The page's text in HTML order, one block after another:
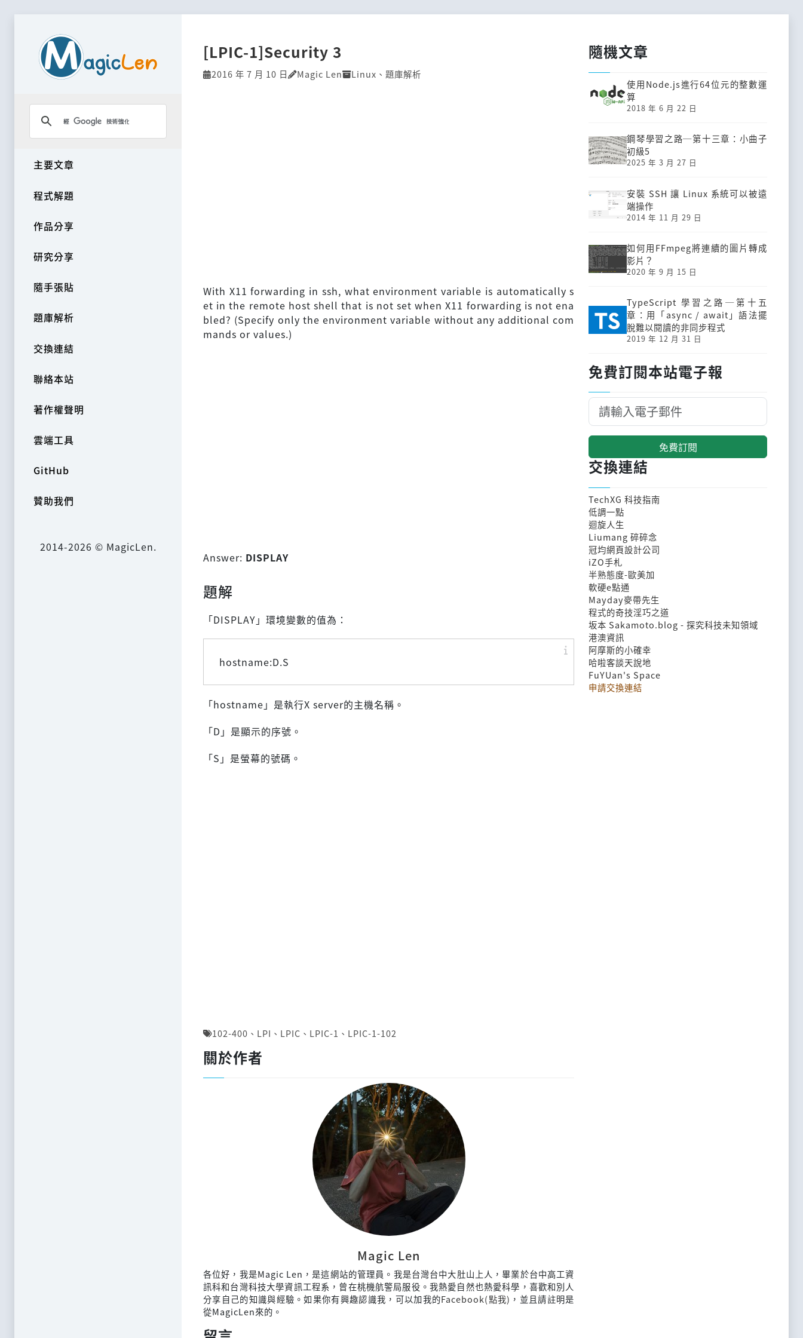
主要文章
程式解題
作品分享
研究分享
隨手張貼
題庫解析
交換連結
聯絡本站
著作權聲明
雲端工具
GitHub
贊助我們
2014-2026 © MagicLen.
[LPIC-1]Security 3
2016 年 7 月 10 日 Magic Len Linux 、 題庫解析
With X11 forwarding in ssh, what environment variable is automatically s
et in the remote host shell that is not set when X11 forwarding is not ena
bled? (Specify only the environment variable without any additional com
mands or values.)
Answer: DISPLAY
題解
「DISPLAY」環境變數的值為：
hostname:D.S
「hostname」是執行X server的主機名稱。
「D」是顯示的序號。
「S」是螢幕的號碼。
102-400 、 LPI 、 LPIC 、 LPIC-1 、 LPIC-1-102
關於作者
Magic Len
各位好，我是Magic Len，是這網站的管理員。我是台灣台中大肚山上人，畢業於台中高工資
訊科和台灣科技大學資訊工程系，曾在桃機航警局服役。我熱愛自然也熱愛科學，喜歡和別人
分享自己的知識與經驗。如果你有興趣認識我，可以加我的Facebook(點我) ，並且請註明是
從MagicLen來的。
隨機文章
使用Node.js進行64位元的整數運
算
2018 年 6 月 22 日
鋼琴學習之路─第十三章：小曲子
初級5
2025 年 3 月 27 日
安裝 SSH 讓 Linux 系統可以被遠
端操作
2014 年 11 月 29 日
如何用FFmpeg將連續的圖片轉成
影片？
2020 年 9 月 15 日
TypeScript 學習之路─第十五
章：用「async / await」語法擺
脫難以閱讀的非同步程式
2019 年 12 月 31 日
免費訂閱本站電子報
免費訂閱
交換連結
TechXG 科技指南
低調一點
迴旋人生
Liumang 碎碎念
冠均網頁設計公司
iZO手札
半熟態度-歐美加
軟硬e點通
Mayday麥帶先生
程式的奇技淫巧之道
坂本 Sakamoto.blog - 探究科技未知領域
港澳資訊
阿摩斯的小確幸
哈啦客談天說地
FuYUan's Space
申請交換連結